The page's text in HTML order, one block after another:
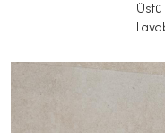
Üstü